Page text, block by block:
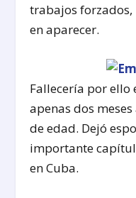
trabajos
en aparecer.
Fallecería por ello
apenas dos
de edad. Dejó
importante
en Cuba.